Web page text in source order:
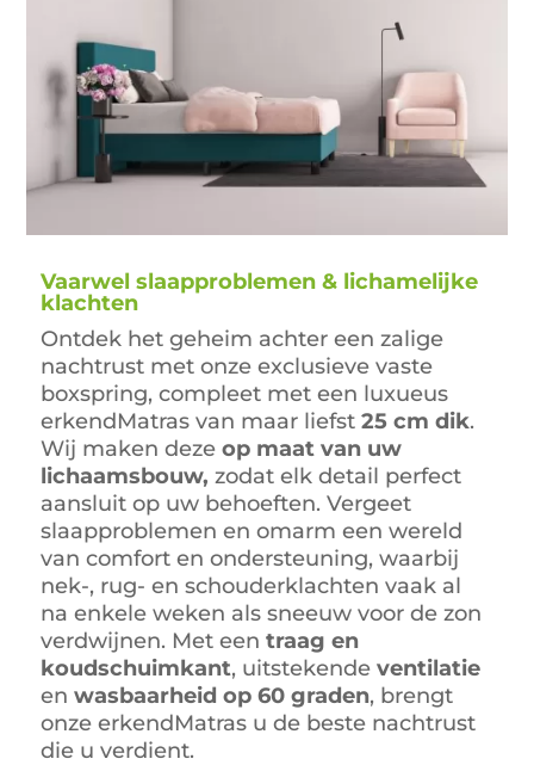
Vaarwel slaapproblemen & lichamelijke
klachten
Ontdek het geheim achter een zalige
nachtrust met onze exclusieve vaste
boxspring, compleet met een luxueus
erkendMatras van maar liefst 25 cm dik.
Wij maken deze op maat van uw
lichaamsbouw, zodat elk detail perfect
aansluit op uw behoeften. Vergeet
slaapproblemen en omarm een wereld
van comfort en ondersteuning, waarbij
nek-, rug- en schouderklachten vaak al
na enkele weken als sneeuw voor de zon
verdwijnen. Met een traag en
koudschuimkant, uitstekende ventilatie
en wasbaarheid op 60 graden, brengt
onze erkendMatras u de beste nachtrust
die u verdient.